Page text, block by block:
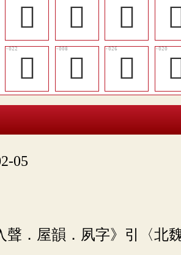
󱋁 󱋄 󱋃
󱋈 𣦽 󱋌
05
聲．屋韻．夙字》引〈北